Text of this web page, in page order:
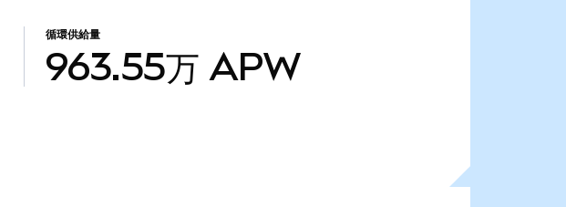
循環供給量
963.55万 APW